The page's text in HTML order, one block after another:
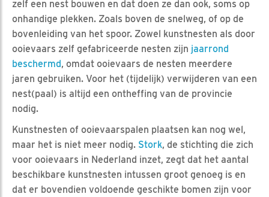
zelf een nest bouwen en dat doen ze dan ook, soms op
onhandige plekken. Zoals boven de snelweg, of op de
bovenleiding van het spoor. Zowel kunstnesten als door
ooievaars zelf gefabriceerde nesten zijn jaarrond
beschermd, omdat ooievaars de nesten meerdere
jaren gebruiken. Voor het (tijdelijk) verwijderen van een
nest(paal) is altijd een ontheffing van de provincie
nodig.
Kunstnesten of ooievaarspalen plaatsen kan nog wel,
maar het is niet meer nodig. Stork, de stichting die zich
voor ooievaars in Nederland inzet, zegt dat het aantal
beschikbare kunstnesten intussen groot genoeg is en
dat er bovendien voldoende geschikte bomen zijn voor